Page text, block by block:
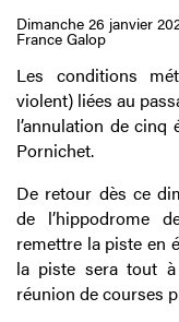
Dimanche 26 janvier
France Galop
Les conditions
violent) liées au
l’annulation de cinq
Pornichet.
De retour dès ce
de l’hippodrome
remettre la piste en
la piste sera tout
réunion de courses